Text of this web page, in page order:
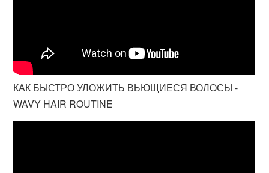
КАК БЫСТРО УЛОЖИТЬ ВЬЮЩИЕСЯ ВОЛОСЫ -
WAVY HAIR ROUTINE